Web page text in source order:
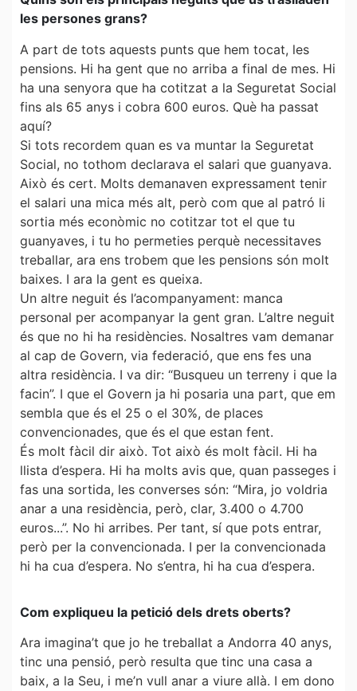
les persones grans?
A part de tots aquests punts que hem tocat, les
pensions. Hi ha gent que no arriba a final de mes. Hi
ha una senyora que ha cotitzat a la Seguretat Social
fins als 65 anys i cobra 600 euros. Què ha passat
aquí?
Si tots recordem quan es va muntar la Seguretat
Social, no tothom declarava el salari que guanyava.
Això és cert. Molts demanaven expressament tenir
el salari una mica més alt, però com que al patró li
sortia més econòmic no cotitzar tot el que tu
guanyaves, i tu ho permeties perquè necessitaves
treballar, ara ens trobem que les pensions són molt
baixes. I ara la gent es queixa.
Un altre neguit és l’acompanyament: manca
personal per acompanyar la gent gran. L’altre neguit
és que no hi ha residències. Nosaltres vam demanar
al cap de Govern, via federació, que ens fes una
altra residència. I va dir: “Busqueu un terreny i que la
facin”. I que el Govern ja hi posaria una part, que em
sembla que és el 25 o el 30%, de places
convencionades, que és el que estan fent.
És molt fàcil dir això. Tot això és molt fàcil. Hi ha
llista d’espera. Hi ha molts avis que, quan passeges i
fas una sortida, les converses són: “Mira, jo voldria
anar a una residència, però, clar, 3.400 o 4.700
euros...”. No hi arribes. Per tant, sí que pots entrar,
però per la convencionada. I per la convencionada
hi ha cua d’espera. No s’entra, hi ha cua d’espera.
Com expliqueu la petició dels drets oberts?
Ara imagina’t que jo he treballat a Andorra 40 anys,
tinc una pensió, però resulta que tinc una casa a
baix, a la Seu, i me’n vull anar a viure allà. I em dono